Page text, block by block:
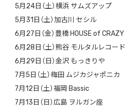
5月24日（土）横浜 サムズアップ
5月31日（土）加古川 セシル
6月27日（金）豊橋 HOUSE of CRAZY
6月28日（土）熊谷 モルタルレコード
6月29日（日）金沢 もっきりや
7月5日（土）梅田 ムジカジャポニカ
7月12日（土）福岡 Bassic
7月13日（日）広島 ヲルガン座